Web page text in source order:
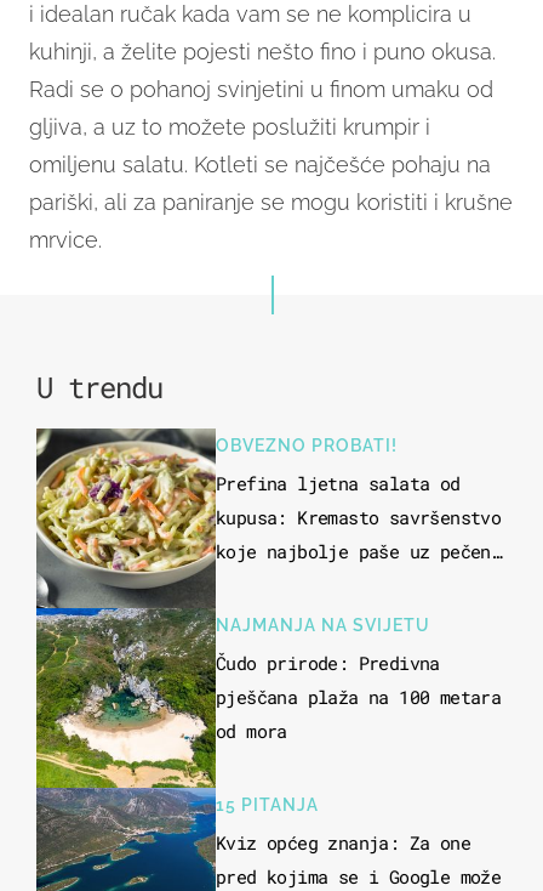
i idealan ručak kada vam se ne komplicira u
kuhinji, a želite pojesti nešto fino i puno okusa.
Radi se o pohanoj svinjetini u finom umaku od
gljiva, a uz to možete poslužiti krumpir i
omiljenu salatu. Kotleti se najčešće pohaju na
pariški, ali za paniranje se mogu koristiti i krušne
mrvice.
U trendu
OBVEZNO PROBATI!
Prefina ljetna salata od
kupusa: Kremasto savršenstvo
koje najbolje paše uz pečeno
NAJMANJA NA SVIJETU
Čudo prirode: Predivna
pješčana plaža na 100 metara
od mora
15 PITANJA
Kviz općeg znanja: Za one
pred kojima se i Google može